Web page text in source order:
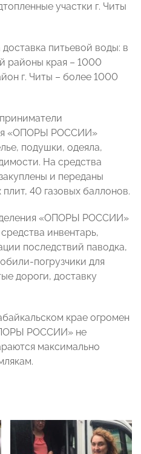
участки г. Читы
питьевой воды: в
районы края – 1000
г. Читы – более 1000
«ОПОРЫ РОССИИ»
подушки, одеяла,
На средства
и переданы
40 газовых баллонов.
«ОПОРЫ РОССИИ»
инвентарь,
последствий паводка,
погрузчики для
дороги, доставку
крае огромен
РОССИИ» не
максимально